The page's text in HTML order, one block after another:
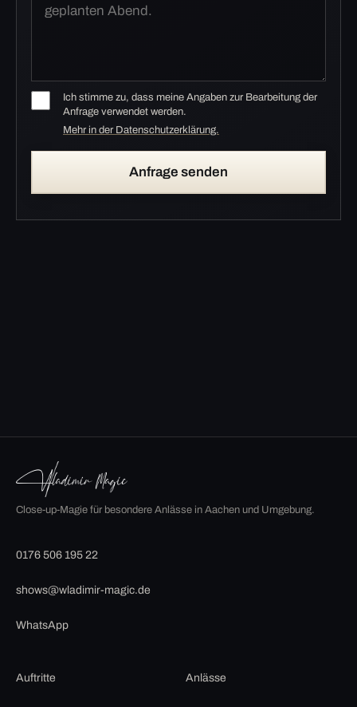
Ich stimme zu, dass meine Angaben zur Bearbeitung der
Anfrage verwendet werden.
Mehr in der Datenschutzerklärung.
Anfrage senden
Close-up-Magie für besondere Anlässe in Aachen und Umgebung.
0176 506 195 22
shows@wladimir-magic.de
WhatsApp
Auftritte Anlässe